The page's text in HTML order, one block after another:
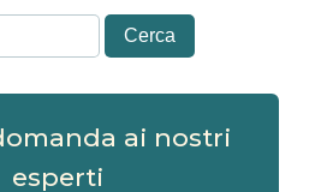
ai nostri
esperti